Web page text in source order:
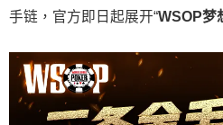
手链，官方即日起展开“WSOP梦